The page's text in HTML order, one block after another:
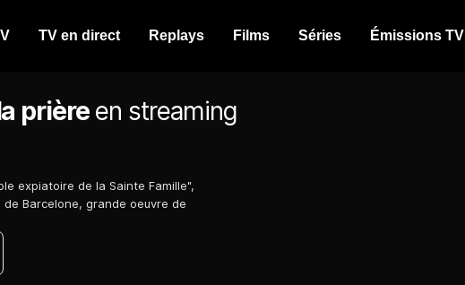
TV en direct Replays Films Séries Émissions TV
prièreen streaming
expiatoire de la Sainte Famille",
Barcelone, grande oeuvre de